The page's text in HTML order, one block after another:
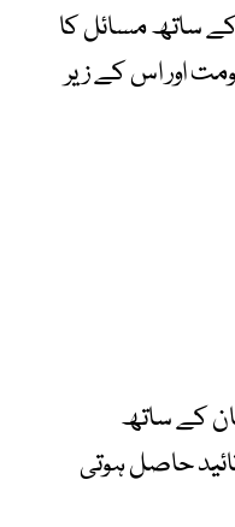
ساتھ مسائل کا
اور اس کے زیر
کے ساتھ
حاصل ہوتی